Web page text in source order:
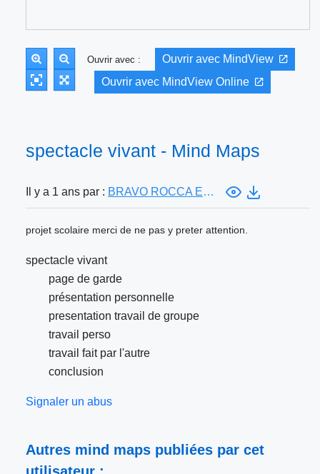
Ouvrir avec :
Ouvrir avec MindView
Ouvrir avec MindView Online
spectacle vivant - Mind Maps
Il y a 1 ans par : BRAVO ROCCA Enzo
projet scolaire merci de ne pas y preter attention.
spectacle vivant
page de garde
présentation personnelle
presentation travail de groupe
travail perso
travail fait par l'autre
conclusion
Signaler un abus
Autres mind maps publiées par cet